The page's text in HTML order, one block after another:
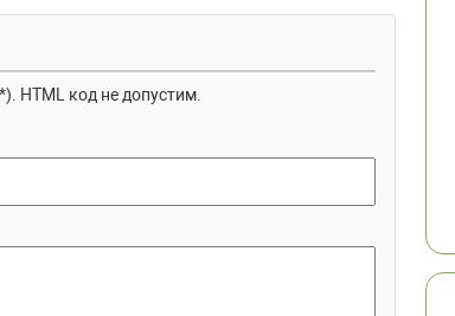
HTML код не допустим.